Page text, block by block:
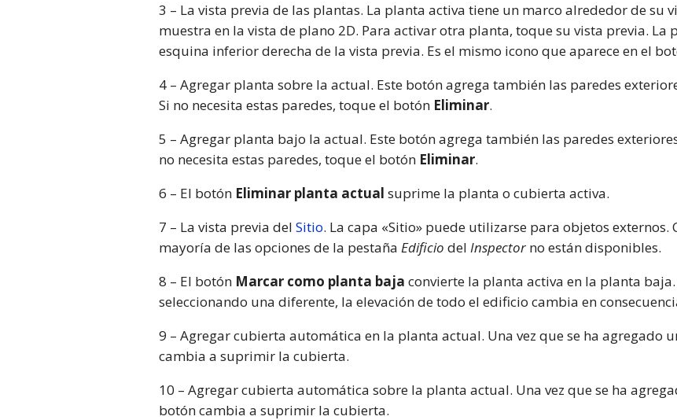
3 – La vista previa de las plantas. La planta activa tiene un marco alrededor de su
muestra en la vista de plano 2D. Para activar otra planta, toque su vista previa. La
esquina inferior derecha de la vista previa. Es el mismo icono que aparece en el
4 – Agregar planta sobre la actual. Este botón agrega también las paredes
Si no necesita estas paredes, toque el botón Eliminar.
5 – Agregar planta bajo la actual. Este botón agrega también las paredes
no necesita estas paredes, toque el botón Eliminar.
6 – El botón Eliminar planta actual suprime la planta o cubierta activa.
7 – La vista previa del Sitio. La capa «Sitio» puede utilizarse para objetos externos.
mayoría de las opciones de la pestaña Edificio del Inspectorno están disponibles.
8 – El botón Marcar como planta baja convierte la planta activa en la planta
seleccionando una diferente, la elevación de todo el edificio cambia en
9 – Agregar cubierta automática en la planta actual. Una vez que se ha agregado
cambia a suprimir la cubierta.
10 – Agregar cubierta automática sobre la planta actual. Una vez que se ha
botón cambia a suprimir la cubierta.